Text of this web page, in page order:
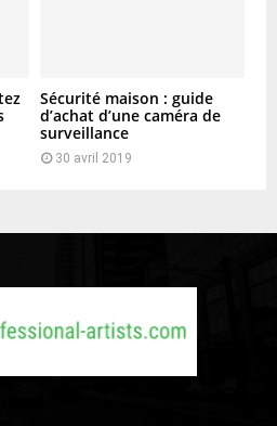
Sécurité maison : guide
d’achat d’une caméra de
surveillance
30 avril 2019